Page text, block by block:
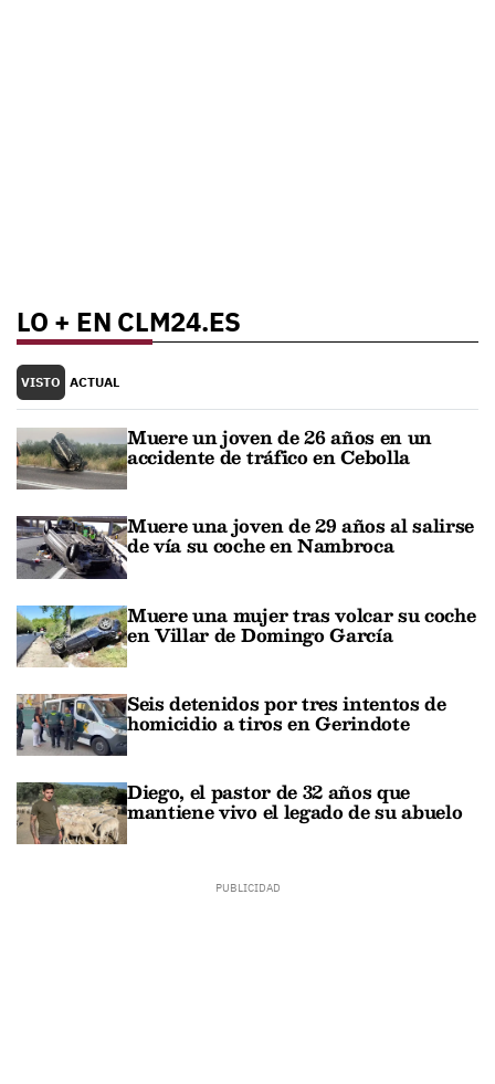
LO + EN CLM24.ES
VISTO ACTUAL
Muere un joven de 26 años en un
accidente de tráfico en Cebolla
Muere una joven de 29 años al salirse
de vía su coche en Nambroca
Muere una mujer tras volcar su coche
en Villar de Domingo García
Seis detenidos por tres intentos de
homicidio a tiros en Gerindote
Diego, el pastor de 32 años que
mantiene vivo el legado de su abuelo